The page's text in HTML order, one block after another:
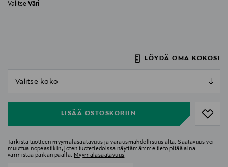
Valitse Väri
LÖYDÄ OMA KOKOSI
LISÄÄ OSTOSKORIIN
Tarkista tuotteen myymäläsaatavuus ja varausmahdollisuus alta. Saatavuus voi
muuttua nopeastikin, joten tuotetiedoissa näyttämämme tieto pitää aina
varmistaa paikan päällä. Myymäläsaatavuus